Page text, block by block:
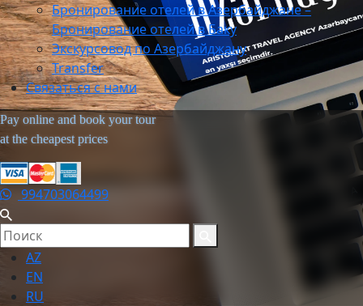
Бронирование отелей в Азербайджане –
Бронирование отелей в Баку
Экскурсовод по Азербайджану
Transfer
Связаться с нами
Pay online and book your tour
at the cheapest prices
994703064499
AZ
EN
RU